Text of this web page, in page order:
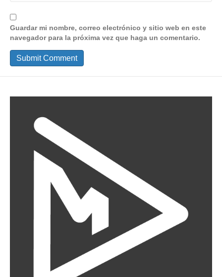
Guardar mi nombre, correo electrónico y sitio web en este
navegador para la próxima vez que haga un comentario.